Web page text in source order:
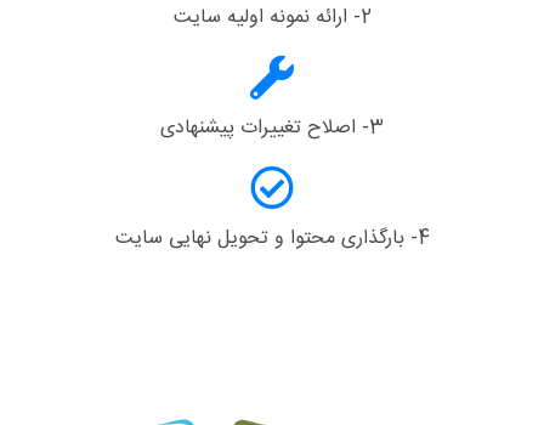
2- ارائه نمونه اولیه سایت
3- اصلاح تغییرات پیشنهادی
4- بارگذاری محتوا و تحویل نهایی سایت